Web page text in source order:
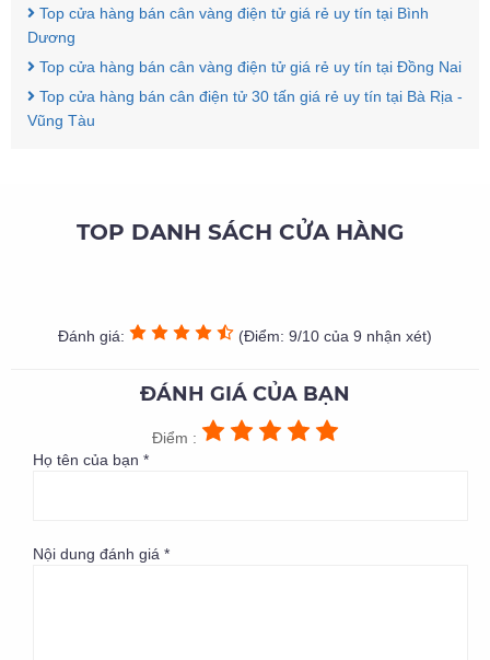
Top cửa hàng bán cân vàng điện tử giá rẻ uy tín tại Bình
Dương
Top cửa hàng bán cân vàng điện tử giá rẻ uy tín tại Đồng Nai
Top cửa hàng bán cân điện tử 30 tấn giá rẻ uy tín tại Bà Rịa -
Vũng Tàu
TOP DANH SÁCH CỬA HÀNG
Đánh giá: (Điểm: 9/10 của 9 nhận xét)
ĐÁNH GIÁ CỦA BẠN
Điểm :
Họ tên của bạn *
Nội dung đánh giá *